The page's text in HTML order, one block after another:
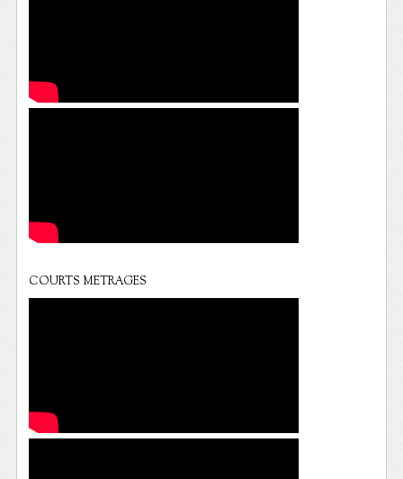
COURTS METRAGES